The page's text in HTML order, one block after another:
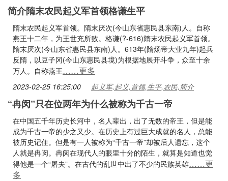
简介隋末农民起义军首领格谦生平
隋末农民起义军首领。隋末厌次(今山东省惠民县东南)人。自称
燕王十二年，为王世充所败。格谦(?-616)隋末农民起义军首领。
隋末厌次(今山东省惠民县东南)人。613年(隋炀帝大业九年)起兵
反隋，以豆子冈(今山东惠民县境)为根据地展开斗争，众至十余
万人。自称燕王……更多
2023-02-25 16:25:00 起义军,起义,首领,生平,农民,简介
“冉闵”只在位两年为什么被称为千古一帝
在中国五千年历史长河中，名人辈出，出了无数的帝王，但是能
成为千古一帝的少之又少。在历史上有过巨大成就的名人，总能
被历史记住。但是有一人被称为“千古一帝”却被后人遗忘，这个
人就是冉闵。冉闵在现代人的眼里十分的陌生，就算是知道也觉
得他是一个“屠夫”。在古代的乱世中出了不少的民族英雄……更
多